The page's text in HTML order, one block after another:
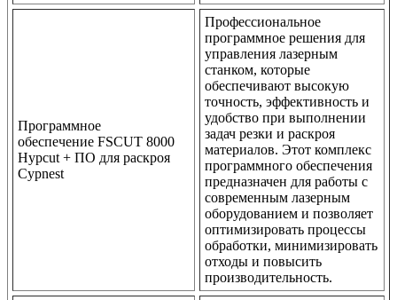
Программное
обеспечение FSCUT 8000
Hypcut + ПО для раскроя
Cypnest
Профессиональное
программное решения для
управления лазерным
станком, которые
обеспечивают высокую
точность, эффективность и
удобство при выполнении
задач резки и раскроя
материалов. Этот комплекс
программного обеспечения
предназначен для работы с
современным лазерным
оборудованием и позволяет
оптимизировать процессы
обработки, минимизировать
отходы и повысить
производительность.